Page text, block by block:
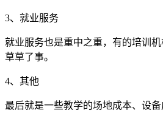
3、就业服务
就业服务也是重中之重，有的培训
草草了事。
4、其他
最后就是一些教学的场地成本、设备